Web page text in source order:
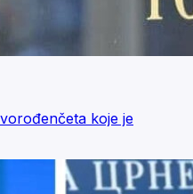
koje je